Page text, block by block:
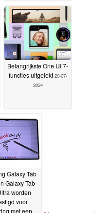
indrukwekkende
aantallen21-07-2024
Belangrijkste One UI 7-
functies uitgelekt 20-07-
2024
Galaxy Tab
Galaxy Tab
worden
voor
met een